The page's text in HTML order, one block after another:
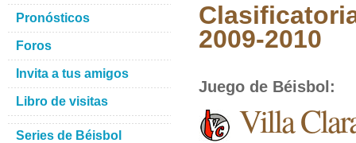
2009-2010
Juego de Béisbol :
Villa
Pronósticos
Foros
Invita a tus amigos
Libro de visitas
Series de Béisbol